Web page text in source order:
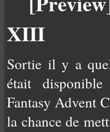
XIII
Sortie il y a
était
Fantasy Advent
la chance de